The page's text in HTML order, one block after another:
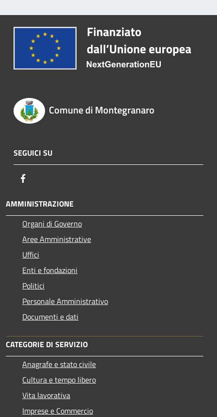
Comune di Montegranaro
SEGUICI SU
AMMINISTRAZIONE
Organi di Governo
Aree Amministrative
Uffici
Enti e fondazioni
Politici
Personale Amministrativo
Documenti e dati
CATEGORIE DI SERVIZIO
Anagrafe e stato civile
Cultura e tempo libero
Vita lavorativa
Imprese e Commercio